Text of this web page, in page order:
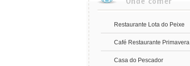
Restaurante Lota do Peixe
Café Restaurante Primavera
Casa do Pescador